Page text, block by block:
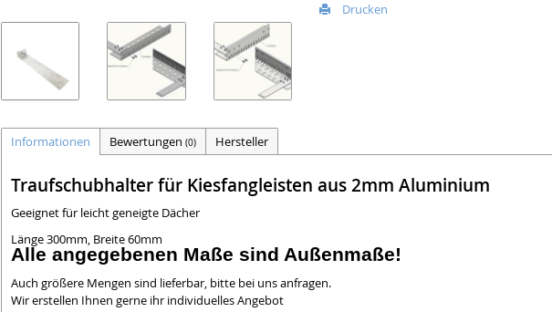
Drucken
Informationen Bewertungen (0) Hersteller
Traufschubhalter für Kiesfangleisten aus 2mm Aluminium
Geeignet für leicht geneigte Dächer
Länge 300mm, Breite 60mm
Alle angegebenen Maße sind Außenmaße!
Auch größere Mengen sind lieferbar, bitte bei uns anfragen.
Wir erstellen Ihnen gerne ihr individuelles Angebot